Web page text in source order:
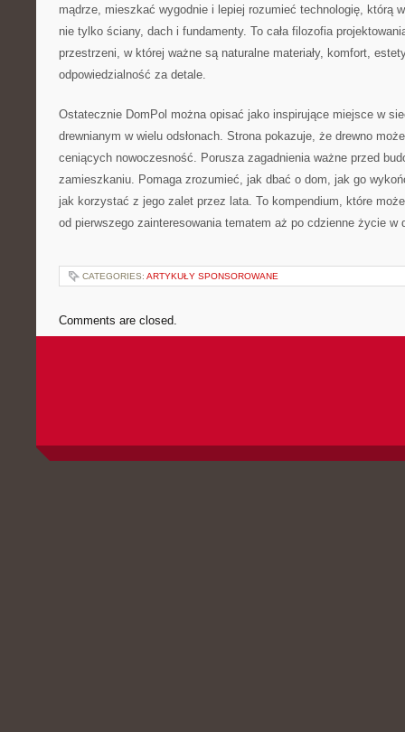
mądrze, mieszkać wygodnie i lepiej rozumieć technologię, którą
nie tylko ściany, dach i fundamenty. To cała filozofia
przestrzeni, w której ważne są naturalne materiały, komfort,
odpowiedzialność za detale.
Ostatecznie DomPol można opisać jako inspirujące miejsce w
drewnianym w wielu odsłonach. Strona pokazuje, że drewno
ceniących nowoczesność. Porusza zagadnienia ważne przed
zamieszkaniu. Pomaga zrozumieć, jak dbać o dom, jak go
jak korzystać z jego zalet przez lata. To kompendium, które
od pierwszego zainteresowania tematem aż po cdzienne życie w
CATEGORIES: ARTYKUŁY SPONSOROWANE
Comments are closed.